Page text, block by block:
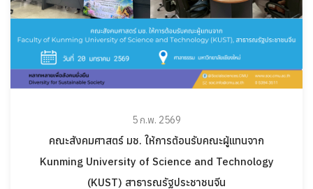
5 ก.พ. 2569
คณะสังคมศาสตร์ มช. ให้การต้อนรับคณะผู้แทนจาก
Kunming University of Science and Technology
(KUST) สาธารณรัฐประชาชนจีน